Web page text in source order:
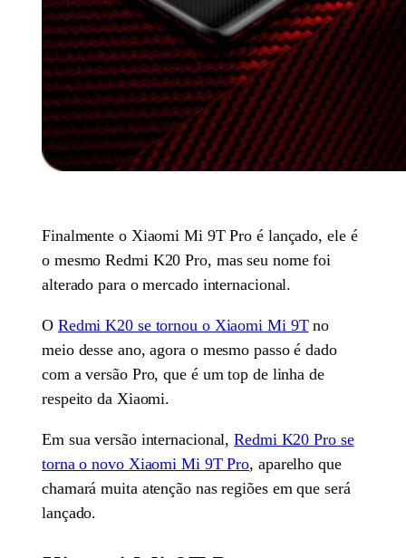
Finalmente o Xiaomi Mi 9T Pro é lançado, ele é
o mesmo Redmi K20 Pro, mas seu nome foi
alterado para o mercado internacional.
O Redmi K20 se tornou o Xiaomi Mi 9Tno
meio desse ano, agora o mesmo passo é dado
com a versão Pro, que é um top de linha de
respeito da Xiaomi.
Em sua versão internacional,Redmi K20 Pro se
torna o novo Xiaomi Mi 9T Pro, aparelho que
chamará muita atenção nas regiões em que será
lançado.